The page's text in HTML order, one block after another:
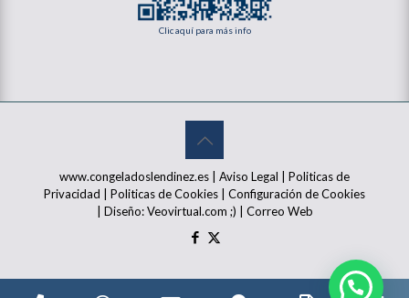
Clic aquí para más info
www.congeladoslendinez.es | Aviso Legal
Politicas de
Privacidad
Politicas de Cookies
Configuración de Cookies
| Diseño:Veovirtual.com ;) Correo Web